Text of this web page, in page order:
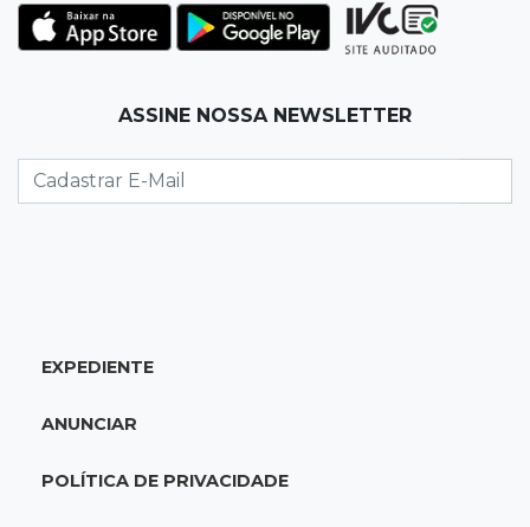
Corinthians vence Bragantino por 2 a 0 e sobe
para 7º no Brasileirão
Na Vila Belmiro
lugar no Brasileirão
18:33Em 2022
adolescente atropelada no Amazonas
18:15 Nubank Parque
ASSINE NOSSA NEWSLETTER
EXPEDIENTE
ANUNCIAR
POLÍTICA DE PRIVACIDADE